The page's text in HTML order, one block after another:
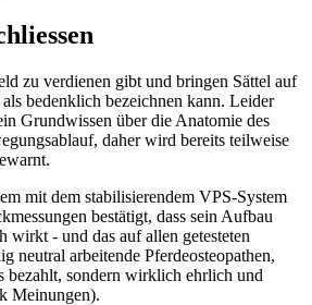
zu verdienen gibt und bringen Sättel auf
bedenklich bezeichnen kann. Leider
Grundwissen über die Anatomie des
daher wird bereits teilweise
mit dem stabilisierendem VPS-System
bestätigt, dass sein Aufbau
- und das auf allen getesteten
neutral arbeitende Pferdeosteopathen,
bezahlt, sondern wirklich ehrlich und
Meinungen).